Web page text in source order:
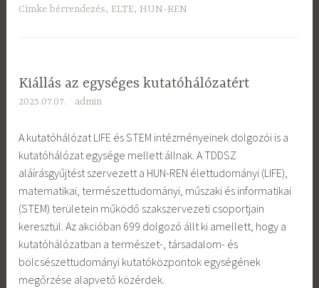
Címke bérrendezés, ELTE, HUN-REN
Kiállás az egységes kutatóhálózatért
2025.07.07. admin
A kutatóhálózat LIFE és STEM intézményeinek dolgozói is a
kutatóhálózat egysége mellett állnak. A TDDSZ
aláírásgyűjtést szervezett a HUN-REN élettudományi (LIFE),
matematikai, természettudományi, műszaki és informatikai
(STEM) területein működő szakszervezeti csoportjain
keresztül. Az akcióban 699 dolgozó állt ki amellett, hogy a
kutatóhálózatban a természet-, társadalom- és
bölcsészettudományi kutatóközpontok egységének
megőrzése alapvető közérdek.